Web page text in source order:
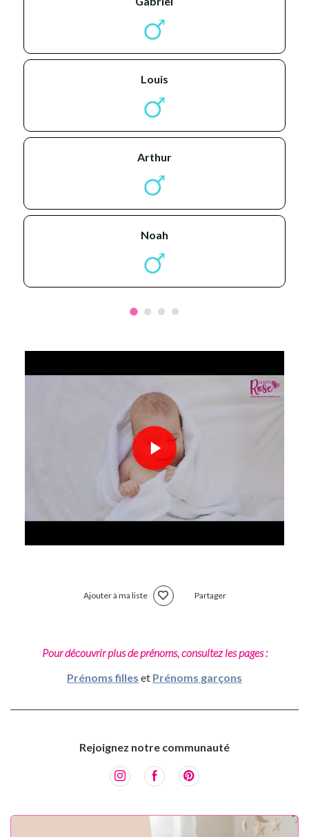
louis
arthur
noah
Ajouter à ma liste Partager
Pour découvrir plus de prénoms, consultez les pages :
Prénoms filles et Prénoms garçons
Rejoignez notre communauté